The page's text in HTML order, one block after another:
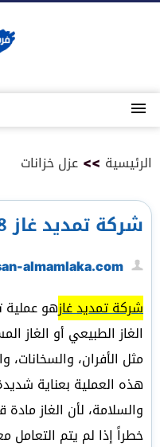
القائمة
الرئيسية >> عزل خزانات
شركة تمديد غاز 0575821008
almamlaka.com
شركة تمديد غازهو عملية
مثل الأفران،
هذه العملية بعناية
والسلامة، لأن الغاز
خطراً إذا لم يتم